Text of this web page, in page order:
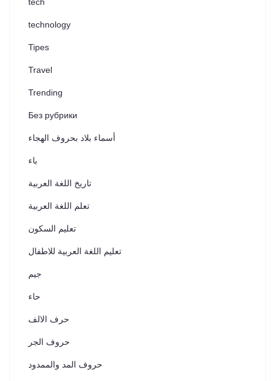
technology
Tipes
Travel
Trending
Без рубрики
أسماء بلاد بحروف الهجاء
باء
تاريخ اللغة العربية
تعلم اللغة العربية
تعليم السكون
تعليم اللغة العربية للاطفال
جيم
حاء
حرف الالف
حروف الجر
حروف المد والممدود